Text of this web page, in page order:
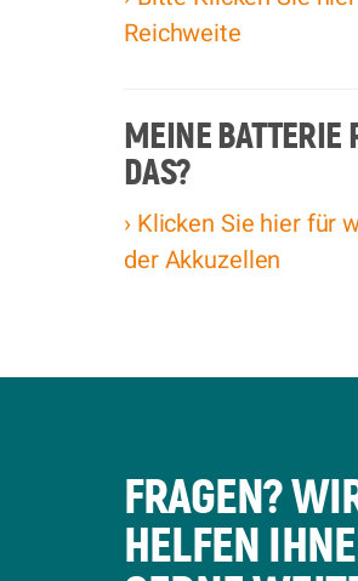
Reichweite
MEINE BATTERIE
DAS?
› Klicken Sie hier für
der Akkuzellen
FRAGEN?
HELFEN